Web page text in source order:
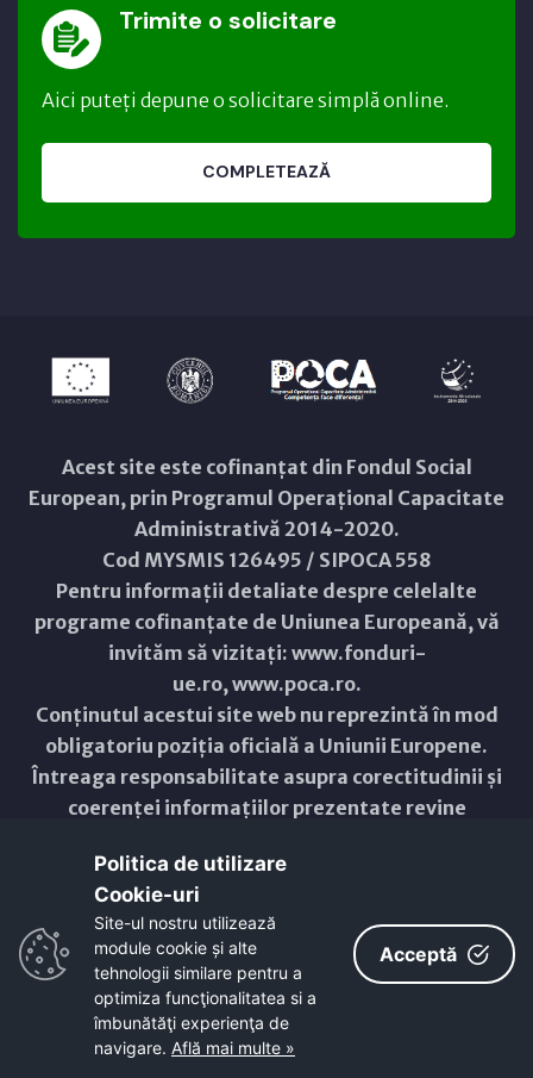
Trimite o solicitare
Aici puteți depune o solicitare simplă online.
COMPLETEAZĂ
Acest site este cofinanțat din Fondul Social
European, prin Programul Operațional Capacitate
Administrativă 2014-2020.
Cod MYSMIS 126495 / SIPOCA 558
Pentru informații detaliate despre celelalte
programe cofinanțate de Uniunea Europeană, vă
invităm să vizitați: www.fonduri-
ue.ro,www.poca.ro.
Conținutul acestui site web nu reprezintă în mod
obligatoriu poziția oficială a Uniunii Europene.
Întreaga responsabilitate asupra corectitudinii și
coerenței informațiilor prezentate revine
Copyright © 2021 - 2026 -
ResponsiveVoice
Non-Commercial License
Politica de utilizare
Cookie-uri‎
Site-ul nostru utilizează
module cookie și alte
tehnologii similare pentru a
optimiza funcţionalitatea si a
îmbunătăţi experienţa de
navigare. Află mai multe »
Acceptă